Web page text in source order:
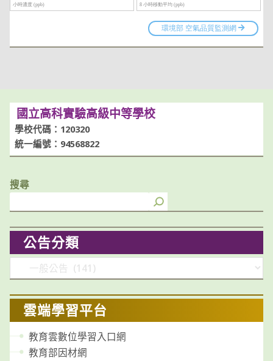
國立高科實驗高級中等學校
學校代碼：120320
統一編號：94568822
搜尋
公告分類
類
雲端學習平台
教育雲數位學習入口網
教育部因材網